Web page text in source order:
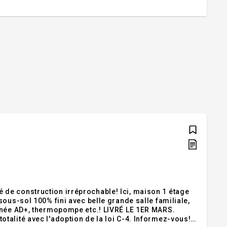
sol 100% fini avec belle grande salle familiale,
etc.! LIVRÉ LE 1ER MARS.
totalité avec l'adoption de la loi C-4. Informez-vous!